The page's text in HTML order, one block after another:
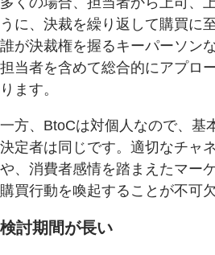
うに、決裁を繰り返して購買に
誰が決裁権を握るキーパーソン
担当者を含めて総合的にアプロ
ります。
一方、BtoCは対個人なので、基
決定者は同じです。適切なチャ
や、消費者感情を踏まえたマー
購買行動を喚起することが不可欠
検討期間が長い